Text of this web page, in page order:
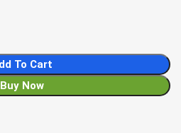
To Cart
Buy Now